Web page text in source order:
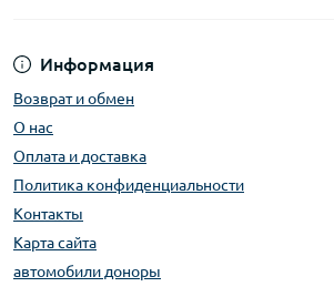
Информация
Возврат и обмен
О нас
Оплата и доставка
Политика конфиденциальности
Контакты
Карта сайта
автомобили доноры